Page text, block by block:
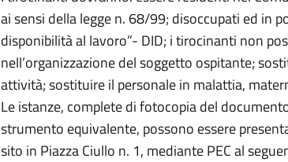
ai sensi della legge n. 68/99; disoccupati ed in
disponibilità al lavoro”- DID; i tirocinanti non
nell’organizzazione del soggetto ospitante;
attività; sostituire il personale in malattia,
Le istanze, complete di fotocopia del
strumento equivalente, possono essere
sito in Piazza Ciullo n. 1, mediante PEC al